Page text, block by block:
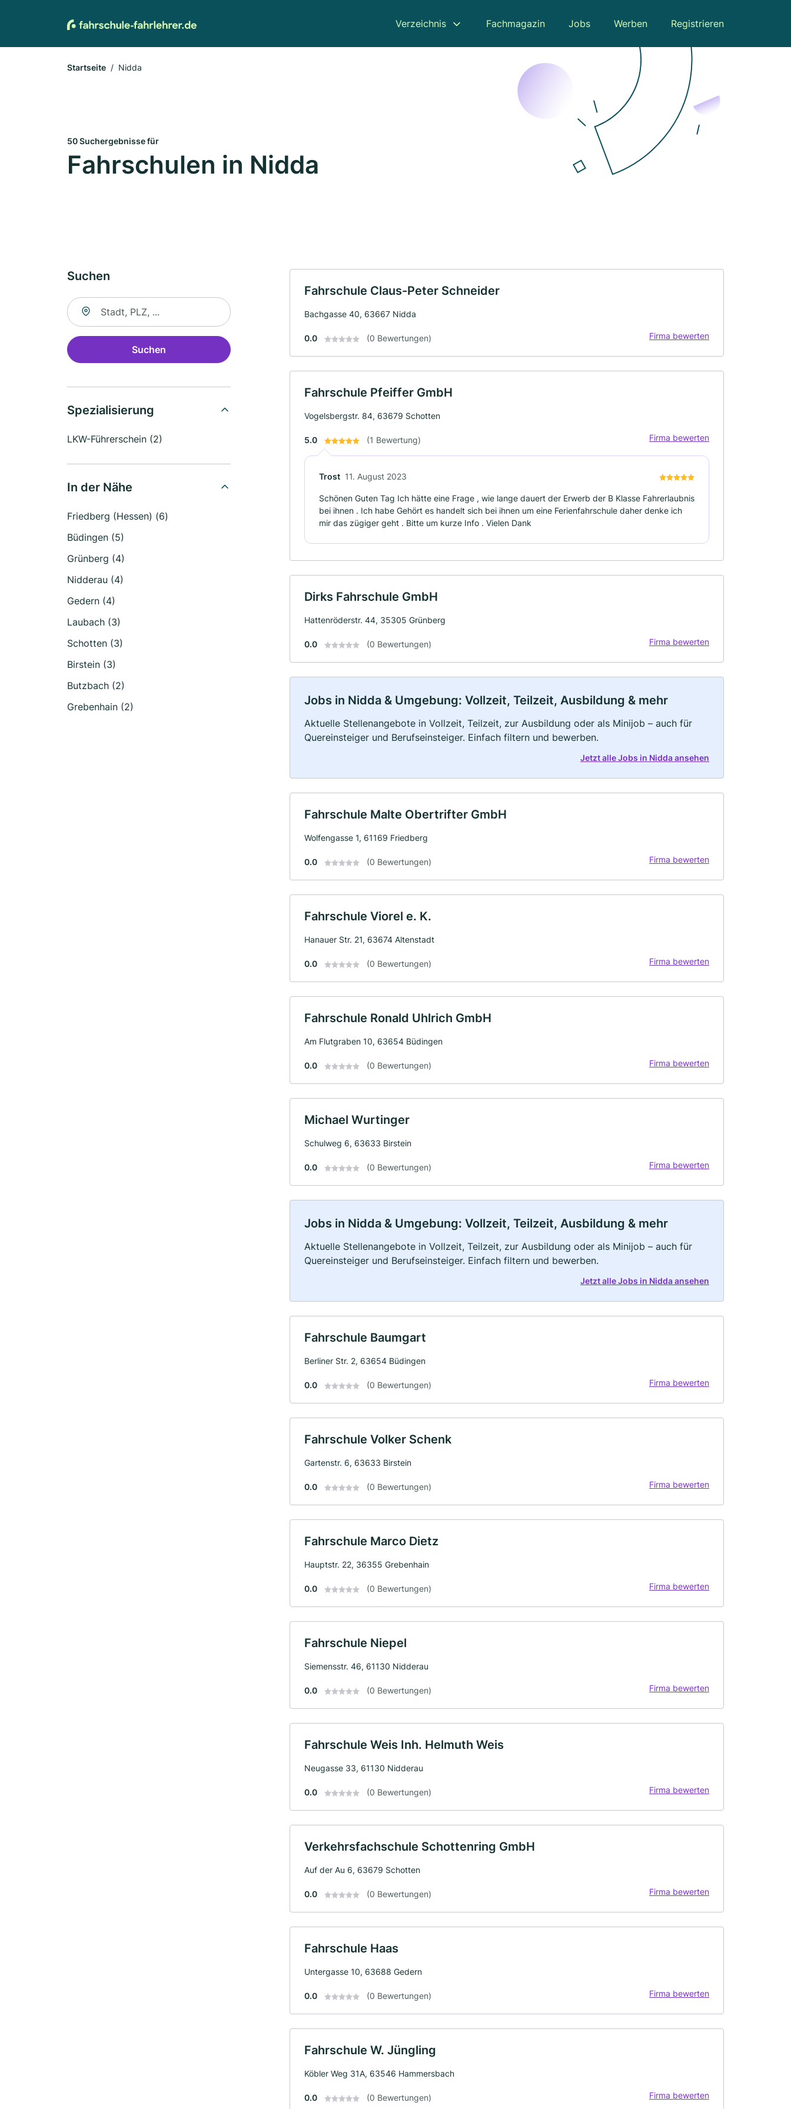
Verzeichnis Fachmagazin Jobs Werben Registrieren
Startseite Nidda
50 Suchergebnisse für
Fahrschulen in Nidda
Suchen
Suche nach Ort
Suchen
Spezialisierung
LKW-Führerschein (2)
In der Nähe
Friedberg (Hessen) (6)
Büdingen (5)
Grünberg (4)
Nidderau (4)
Gedern (4)
Laubach (3)
Schotten (3)
Birstein (3)
Butzbach (2)
Grebenhain (2)
Fahrschule Claus-Peter Schneider
Bachgasse 40, 63667 Nidda
0.0 (0 Bewertungen) Firma bewerten
Fahrschule Pfeiffer GmbH
Vogelsbergstr. 84, 63679 Schotten
5.0 (1 Bewertung) Firma bewerten
Trost 11. August 2023
Schönen Guten Tag Ich hätte eine Frage , wie lange dauert der Erwerb der B Klasse Fahrerlaubnis
bei ihnen . Ich habe Gehört es handelt sich bei ihnen um eine Ferienfahrschule daher denke ich
mir das zügiger geht . Bitte um kurze Info . Vielen Dank
Dirks Fahrschule GmbH
Hattenröderstr. 44, 35305 Grünberg
0.0 (0 Bewertungen) Firma bewerten
Jobs in Nidda & Umgebung: Vollzeit, Teilzeit, Ausbildung & mehr
Aktuelle Stellenangebote in Vollzeit, Teilzeit, zur Ausbildung oder als Minijob – auch für
Quereinsteiger und Berufseinsteiger. Einfach filtern und bewerben.
Jetzt alle Jobs in Nidda ansehen
Fahrschule Malte Obertrifter GmbH
Wolfengasse 1, 61169 Friedberg
0.0 (0 Bewertungen) Firma bewerten
Fahrschule Viorel e. K.
Hanauer Str. 21, 63674 Altenstadt
0.0 (0 Bewertungen) Firma bewerten
Fahrschule Ronald Uhlrich GmbH
Am Flutgraben 10, 63654 Büdingen
0.0 (0 Bewertungen) Firma bewerten
Michael Wurtinger
Schulweg 6, 63633 Birstein
0.0 (0 Bewertungen) Firma bewerten
Jobs in Nidda & Umgebung: Vollzeit, Teilzeit, Ausbildung & mehr
Aktuelle Stellenangebote in Vollzeit, Teilzeit, zur Ausbildung oder als Minijob – auch für
Quereinsteiger und Berufseinsteiger. Einfach filtern und bewerben.
Jetzt alle Jobs in Nidda ansehen
Fahrschule Baumgart
Berliner Str. 2, 63654 Büdingen
0.0 (0 Bewertungen) Firma bewerten
Fahrschule Volker Schenk
Gartenstr. 6, 63633 Birstein
0.0 (0 Bewertungen) Firma bewerten
Fahrschule Marco Dietz
Hauptstr. 22, 36355 Grebenhain
0.0 (0 Bewertungen) Firma bewerten
Fahrschule Niepel
Siemensstr. 46, 61130 Nidderau
0.0 (0 Bewertungen) Firma bewerten
Fahrschule Weis Inh. Helmuth Weis
Neugasse 33, 61130 Nidderau
0.0 (0 Bewertungen) Firma bewerten
Verkehrsfachschule Schottenring GmbH
Auf der Au 6, 63679 Schotten
0.0 (0 Bewertungen) Firma bewerten
Fahrschule Haas
Untergasse 10, 63688 Gedern
0.0 (0 Bewertungen) Firma bewerten
Fahrschule W. Jüngling
Köbler Weg 31A, 63546 Hammersbach
0.0 (0 Bewertungen) Firma bewerten